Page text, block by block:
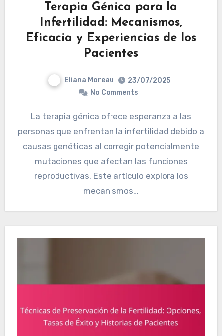
Terapia Génica para la
Infertilidad: Mecanismos,
Eficacia y Experiencias de los
Pacientes
Eliana Moreau
23/07/2025
No Comments
La terapia génica ofrece esperanza a las
personas que enfrentan la infertilidad debido a
causas genéticas al corregir potencialmente
mutaciones que afectan las funciones
reproductivas. Este artículo explora los
mecanismos…